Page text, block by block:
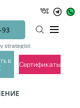
93
в
Сертификаты
strategist